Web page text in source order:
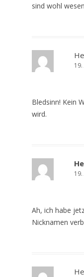
sind wohl
Bledsinn! Kein
wird.
Ah, ich habe
Nicknamen